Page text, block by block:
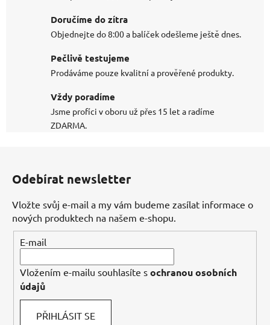
Doručíme do zítra
Objednejte do 8:00 a balíček odešleme ještě dnes.
Pečlivě testujeme
Prodáváme pouze kvalitní a prověřené produkty.
Vždy poradíme
Jsme profíci v oboru už přes 15 let a radíme
ZDARMA.
Odebírat newsletter
Vložte svůj e-mail a my vám budeme zasílat informace o
nových produktech na našem e-shopu.
E-mail
Vložením e-mailu souhlasíte s ochranou osobních
údajů
PŘIHLÁSIT SE